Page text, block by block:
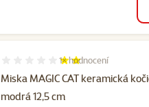
Miska MAGIC CAT keramická
modrá 12,5 cm
Hodnocení 40%, počet hodnocení:
1×hodnocení